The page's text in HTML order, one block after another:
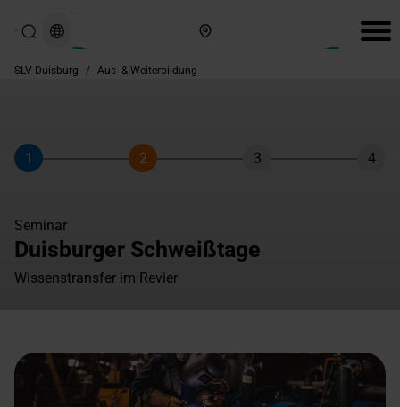
SLV Duisburg / Aus- & Weiterbildung
Schritt
1
Schritt
2
Schritt
3 4
Seminar
Duisburger Schweißtage
Wissenstransfer im Revier